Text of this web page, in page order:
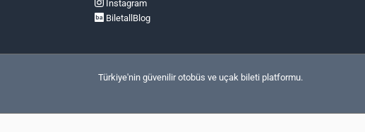
Instagram
BiletallBlog
Türkiye'nin güvenilir otobüs ve uçak bileti platformu.